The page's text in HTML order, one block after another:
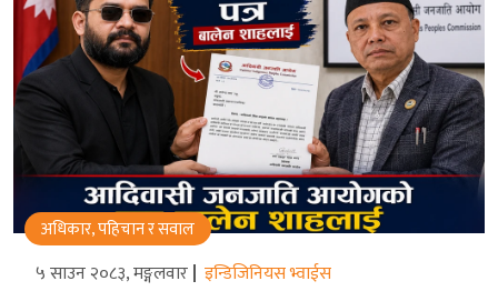
अधिकार, पहिचान र सवाल
५ साउन २०८३, मङ्गलवार इन्डिजिनियस भ्वाईस